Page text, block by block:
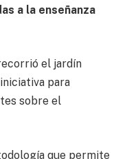
a la enseñanza
el jardín
para
sobre el
que permite